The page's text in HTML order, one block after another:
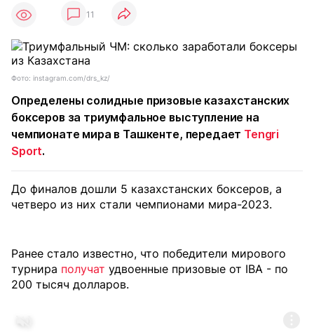
11
Фото: instagram.com/drs_kz/
Определены солидные призовые казахстанских
боксеров за триумфальное выступление на
чемпионате мира в Ташкенте, передает Tengri
Sport.
До финалов дошли 5 казахстанских боксеров, а
четверо из них стали чемпионами мира-2023.
Ранее стало известно, что победители мирового
турнира получат удвоенные призовые от IBA - по
200 тысяч долларов.